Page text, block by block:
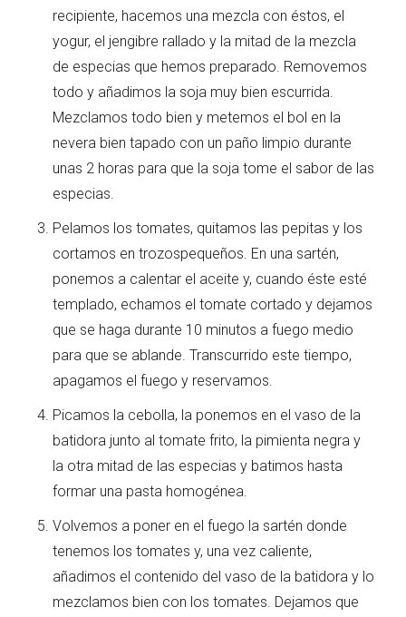
recipiente, hacemos una mezcla con éstos, el
yogur, el jengibre rallado y la mitad de la mezcla
de especias que hemos preparado. Removemos
todo y añadimos la soja muy bien escurrida.
Mezclamos todo bien y metemos el bol en la
nevera bien tapado con un paño limpio durante
unas 2 horas para que la soja tome el sabor de las
especias.
Pelamos los tomates, quitamos las pepitas y los
cortamos en trozospequeños. En una sartén,
ponemos a calentar el aceite y, cuando éste esté
templado, echamos el tomate cortado y dejamos
que se haga durante 10 minutos a fuego medio
para que se ablande. Transcurrido este tiempo,
apagamos el fuego y reservamos.
Picamos la cebolla, la ponemos en el vaso de la
batidora junto al tomate frito, la pimienta negra y
la otra mitad de las especias y batimos hasta
formar una pasta homogénea.
Volvemos a poner en el fuego la sartén donde
tenemos los tomates y, una vez caliente,
añadimos el contenido del vaso de la batidora y lo
mezclamos bien con los tomates. Dejamos que